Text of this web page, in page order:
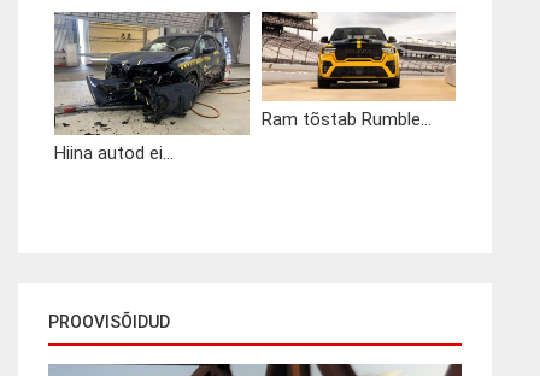
Hiina autod ei...
Ram tõstab Rumble...
PROOVISÕIDUD